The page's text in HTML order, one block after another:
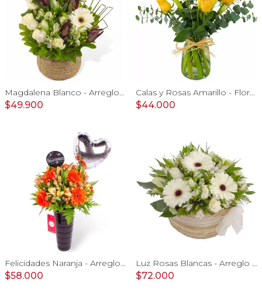
Magdalena Blanco - Arreglo floral con rosas, gerbera y astromelias blancas
$49.900
Calas y Rosas Amarillo - Florero con calas, rosas amarillo y eucaliptus dolar
$44.000
Felicidades Naranja - Arreglo floral con globo, gerberas y astromelias naranjas e hypericum
$58.000
Luz Rosas Blancas - Arreglo floral en canasto circular con gerberas blancas, rosas blancas y astromelias blancas
$72.000